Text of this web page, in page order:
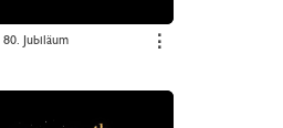
80. Jubiläum ⋮